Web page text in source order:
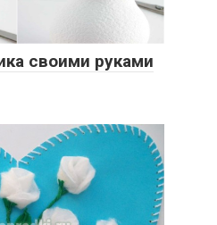
своими руками